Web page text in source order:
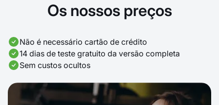
Os nossos preços
Não é necessário cartão de crédito
14 dias de teste gratuito da versão completa
Sem custos ocultos